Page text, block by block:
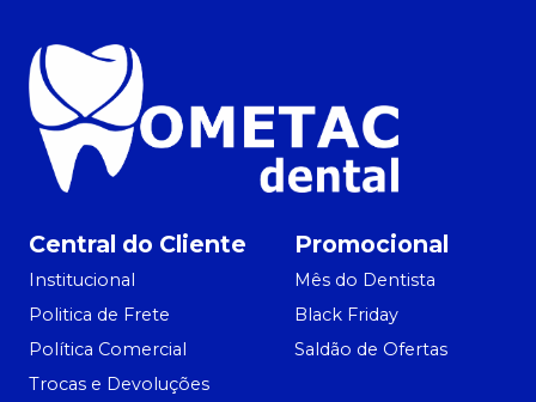
Central do Cliente
Institucional
Politica de Frete
Política Comercial
Trocas e Devoluções
Promocional
Mês do Dentista
Black Friday
Saldão de Ofertas